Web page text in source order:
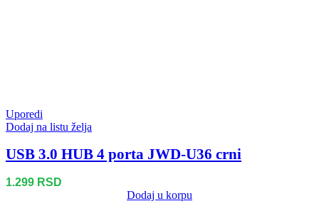
Uporedi
Dodaj na listu želja
USB 3.0 HUB 4 porta JWD-U36 crni
1.299 RSD
Dodaj u korpu